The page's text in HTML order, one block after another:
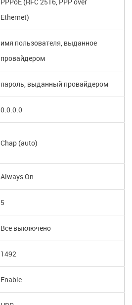
Ethernet)
имя пользователя, выданное
провайдером
пароль, выданный провайдером
0.0.0.0
Chap (auto)
Always On
5
Все выключено
1492
Enable